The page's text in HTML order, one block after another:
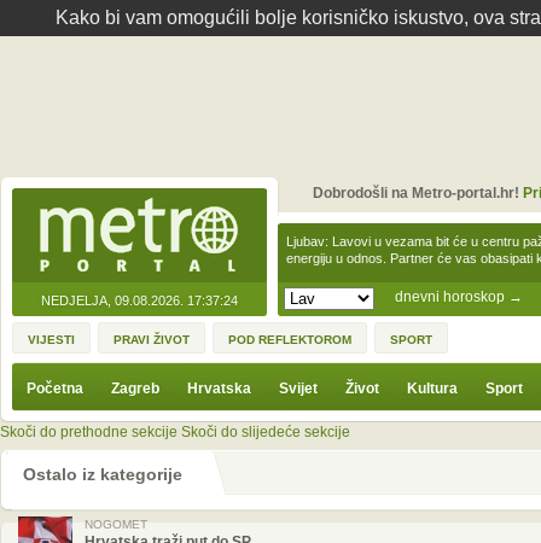
Kako bi vam omogućili bolje korisničko iskustvo, ova
NEDJELJA, 09.08.2026. 17:37:24 dnevni horoskop →
Ljubav: Lavovi u vezama bit će u centru
energiju u odnos. Partner će vas obasipati
Dobrodošli na Metro-portal.hr!
VIJESTI PRAVI ŽIVOT POD REFLEKTOROM SPORT
Početna Zagreb Hrvatska Svijet Život Kultura Sport
Skoči do prethodne sekcije Skoči do slijedeće sekcije
Ostalo iz kategorije
NOGOMET